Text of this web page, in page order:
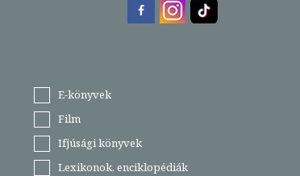
E-könyvek
Film
Ifjúsági könyvek
Lexikonok, enciklopédiák